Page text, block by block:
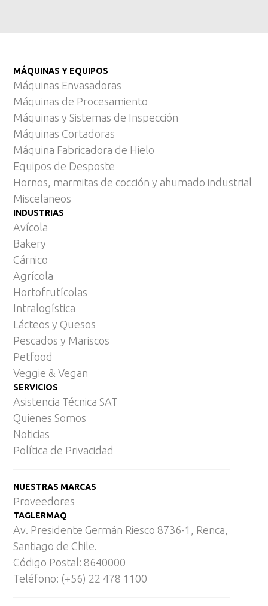
MÁQUINAS Y EQUIPOS
Máquinas Envasadoras
Máquinas de Procesamiento
Máquinas y Sistemas de Inspección
Máquinas Cortadoras
Máquina Fabricadora de Hielo
Equipos de Desposte
Hornos, marmitas de cocción y ahumado industrial
Miscelaneos
INDUSTRIAS
Avícola
Bakery
Cárnico
Agrícola
Hortofrutícolas
Intralogística
Lácteos y Quesos
Pescados y Mariscos
Petfood
Veggie & Vegan
SERVICIOS
Asistencia Técnica SAT
Quienes Somos
Noticias
Política de Privacidad
NUESTRAS MARCAS
Proveedores
TAGLERMAQ
Av. Presidente Germán Riesco 8736-1, Renca,
Santiago de Chile.
Código Postal: 8640000
Teléfono: (+56) 22 478 1100